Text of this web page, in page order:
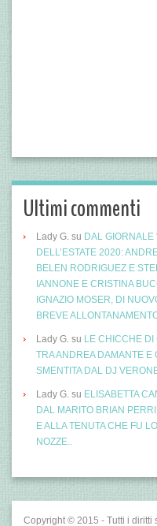
Ultimi commenti
Lady G. su DAL GIORNALE
DELL’ESTATE 2020:
BELEN RODRIGUEZ E
IANNONE E CRISTINA
IGNAZIO MOSER, DI
BREVE
Lady G. su LE CHICCHE DI
TRA ANDREA DAMANTE E
SMENTITA DAL DJ
Lady G. su ELISABETTA
DAL MARITO BRIAN
E ALLA TENUTA CHE FU
NOZZE..
Copyright © 2015 - Tutti i diritti